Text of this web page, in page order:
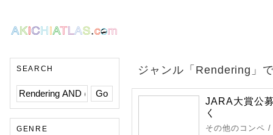
SEARCH
GENRE
ジャンル「Rendering」
JARA大賞公
く
その他のコンペ